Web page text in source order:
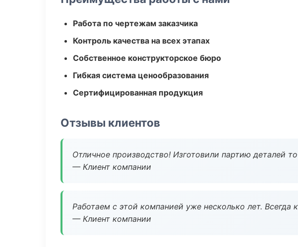
Работа по чертежам заказчика
Контроль качества на всех этапах
Собственное конструкторское бюро
Гибкая система ценообразования
Сертифицированная продукция
Отзывы клиентов
Отличное производство! Изготовили партию деталей
— Клиент компании
Работаем с этой компанией уже несколько лет. Всегда
— Клиент компании